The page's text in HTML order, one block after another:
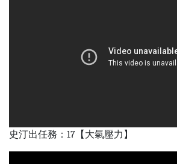
史汀出任務：17【大氣壓力】